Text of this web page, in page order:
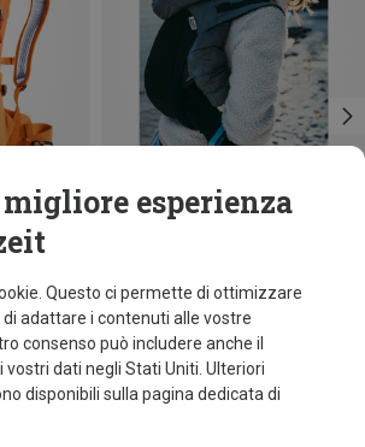
esperienza
Questo ci permette di ottimizzare
adattare i contenuti alle vostre
consenso può includere anche il
dati negli Stati Uniti. Ulteriori
disponibili sulla pagina dedicata di